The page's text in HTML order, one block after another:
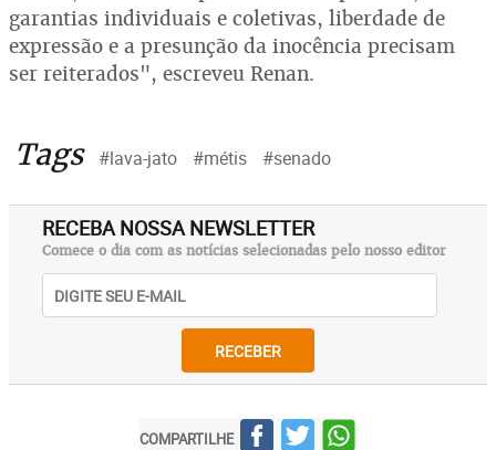
garantias individuais e coletivas, liberdade de
expressão e a presunção da inocência precisam
ser reiterados", escreveu Renan.
Tags #lava-jato #métis #senado
RECEBA NOSSA NEWSLETTER
Comece o dia com as notícias selecionadas pelo nosso editor
RECEBER
COMPARTILHE